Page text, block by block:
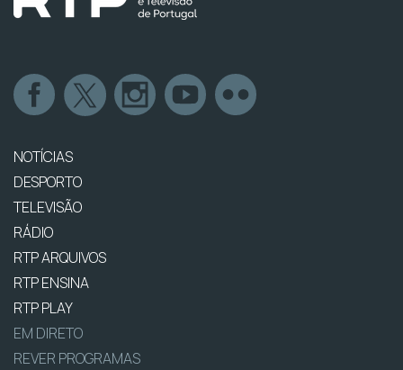
NOTÍCIAS
DESPORTO
TELEVISÃO
RÁDIO
RTP ARQUIVOS
RTP ENSINA
RTP PLAY
EM DIRETO
REVER PROGRAMAS